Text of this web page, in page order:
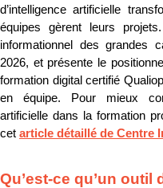
d’intelligence artificielle
équipes gèrent leurs
informationnel des grandes
2026, et présente le
formation digital certifié
en équipe. Pour mieux
artificielle dans la formation
cet article détaillé de Centre
Qu’est-ce qu’un outil